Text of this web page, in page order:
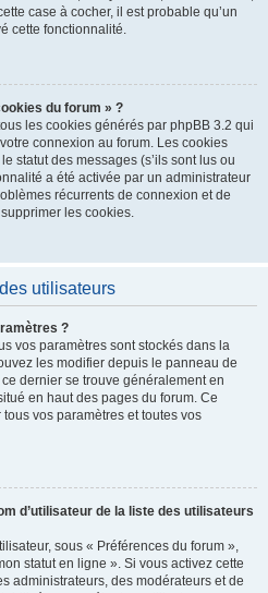
case à cocher, il est probable qu’un
cette fonctionnalité.
du forum » ?
les cookies générés par phpBB 3.2 qui
connexion au forum. Les cookies
statut des messages (s’ils sont lus ou
a été activée par un administrateur
récurrents de connexion et de
les cookies.
utilisateurs
?
vos paramètres sont stockés dans la
les modifier depuis le panneau de
dernier se trouve généralement en
en haut des pages du forum. Ce
vos paramètres et toutes vos
d’utilisateur de la liste des utilisateurs
sous « Préférences du forum »,
statut en ligne ». Si vous activez cette
administrateurs, des modérateurs et de